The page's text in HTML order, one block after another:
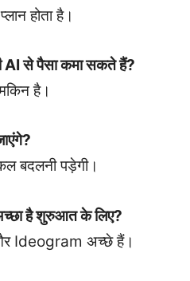
होता है।
AI से पैसा कमा सकते हैं?
है।
बदलनी पड़ेगी।
है शुरुआत के लिए?
Ideogram अच्छे हैं।